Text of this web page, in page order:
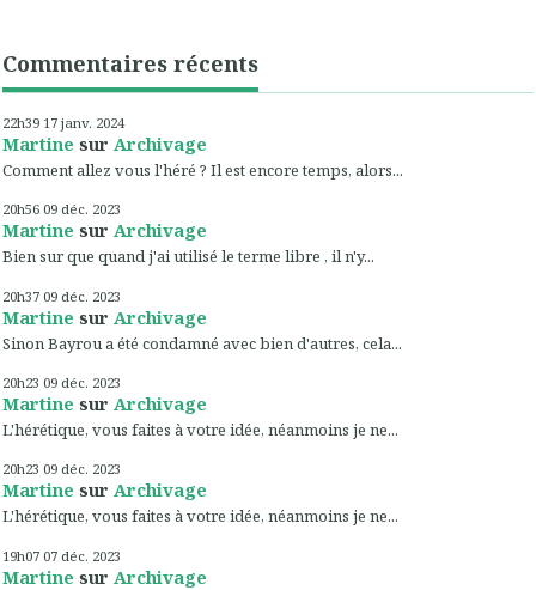
Commentaires récents
22h39 17 janv. 2024
Martine sur Archivage
Comment allez vous l'héré ? Il est encore temps, alors...
20h56 09 déc. 2023
Martine sur Archivage
Bien sur que quand j'ai utilisé le terme libre , il n'y...
20h37 09 déc. 2023
Martine sur Archivage
Sinon Bayrou a été condamné avec bien d'autres, cela...
20h23 09 déc. 2023
Martine sur Archivage
L'hérétique, vous faites à votre idée, néanmoins je ne...
20h23 09 déc. 2023
Martine sur Archivage
L'hérétique, vous faites à votre idée, néanmoins je ne...
19h07 07 déc. 2023
Martine sur Archivage